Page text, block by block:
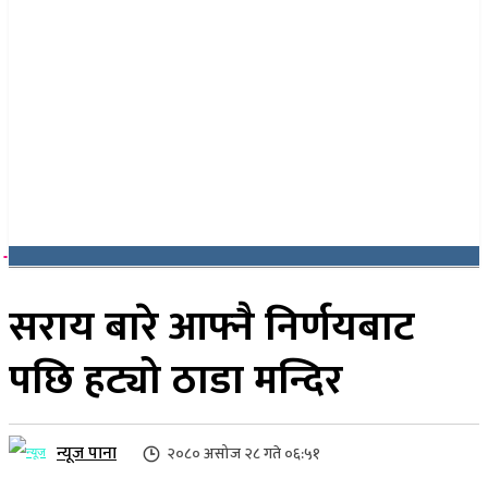
सराय बारे आफ्नै निर्णयबाट
पछि हट्यो ठाडा मन्दिर
न्यूज पाना २०८० असोज २८ गते ०६:५१